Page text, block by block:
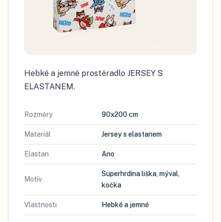
Hebké a jemné prostěradlo JERSEY S
ELASTANEM.
Rozměry 90x200 cm
Materiál Jersey s elastanem
Elastan Ano
Motiv
Superhrdina liška, mýval,
kočka
Vlastnosti Hebké a jemné